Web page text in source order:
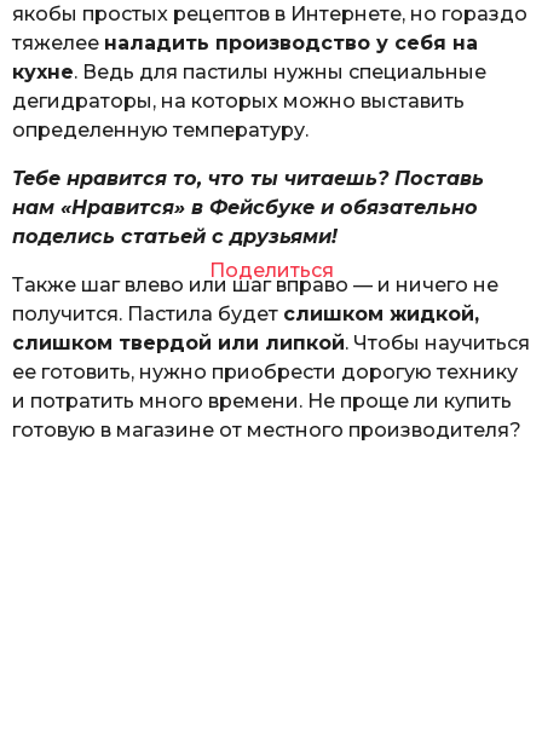
якобы простых рецептов в Интернете, но гораздо
тяжелее наладить производство у себя на
кухне. Ведь для пастилы нужны специальные
дегидраторы, на которых можно выставить
определенную температуру.
Тебе нравится то, что ты читаешь? Поставь
нам «Нравится» в Фейсбуке и обязательно
поделись статьей с друзьями!
Поделиться
Также шаг влево или шаг вправо — и ничего не
получится. Пастила будет слишком жидкой,
слишком твердой или липкой. Чтобы научиться
ее готовить, нужно приобрести дорогую технику
и потратить много времени. Не проще ли купить
готовую в магазине от местного производителя?